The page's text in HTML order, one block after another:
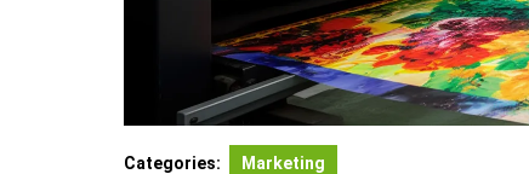
Categories: Marketing